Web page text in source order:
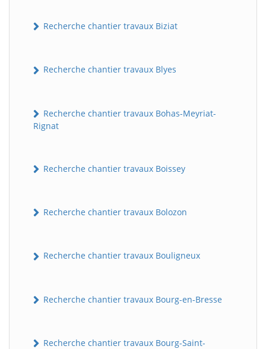
Recherche chantier travaux Biziat
Recherche chantier travaux Blyes
Recherche chantier travaux Bohas-Meyriat-
Rignat
Recherche chantier travaux Boissey
Recherche chantier travaux Bolozon
Recherche chantier travaux Bouligneux
Recherche chantier travaux Bourg-en-Bresse
Recherche chantier travaux Bourg-Saint-